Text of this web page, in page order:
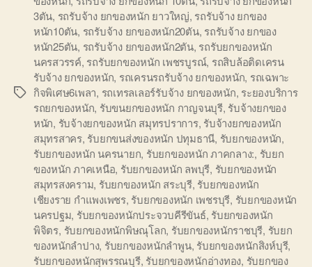
Tags
3ตัน, รถรับจ้าง ยกของหนัก ยาวใหญ่, รถรับจ้าง ยกของ
หนัก10ตัน, รถรับจ้าง ยกของหนัก20ตัน, รถรับจ้าง ยกของ
หนัก25ตัน, รถรับจ้าง ยกของหนัก2ตัน, รถรับยกของหนัก
นครสวรรค์, รถรับยกของหนัก เพชรบูรณ์, รถสิบล้อติดเครน
รับจ้าง ยกของหนัก, รถเครนรถรับจ้าง ยกของหนัก, รถเฉพาะ
กิจพิเศษ6เพลา, รถเทรลเลอร์รับจ้าง ยกของหนัก, ระยองบริการ
รถยกของหนัก, รับขนยกของหนัก กาญจนบุรี, รับจ้างยกของ
หนัก, รับจ้างยกของหนัก สมุทรปราการ, รับจ้างยกของหนัก
สมุทรสาคร, รับยกขนส่งของหนัก ปทุมธานี, รับยกของหนัก,
รับยกของหนัก นครนายก, รับยกของหนัก ภาคกลาง:, รับยก
ของหนัก ภาคเหนือ, รับยกของหนัก ลพบุรี, รับยกของหนัก
สมุทรสงคราม, รับยกของหนัก สระบุรี, รับยกของหนัก
เชียงราย กำแพงเพชร, รับยกของหนัก เพชรบุรี, รับยกของหนัก
นครปฐม, รับยกของหนักประจวบคีรีขันธ์, รับยกของหนัก
พิจิตร, รับยกของหนักพิษณุโลก, รับยกของหนักราชบุรี, รับยก
ของหนักลำปาง, รับยกของหนักลำพูน, รับยกของหนักสิงห์บุรี,
รับยกของหนักสุพรรณบุรี, รับยกของหนักอ่างทอง, รับยกของ